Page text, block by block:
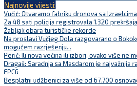
Najnovije vijesti:
Vučić: Otvaramo fabriku dronova sa
Za 48 sati policija registrovala 1.320
Žabljak obara turističke rekorde
Na proslavi Vučjeg Dola razgovarano o
mogućem razrješenju...
Perić: Ili nova većina ili izbori, ovako više ne
Dragaš: Saradnja sa Masdarom je najvažnija
EPCG
Besplatni udžbenici za više od 67.700